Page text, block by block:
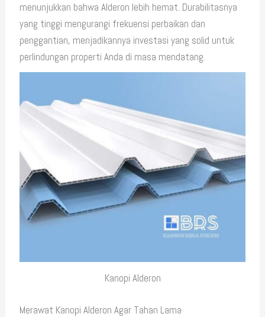
menunjukkan bahwa Alderon lebih hemat. Durabilitasnya
yang tinggi mengurangi frekuensi perbaikan dan
penggantian, menjadikannya investasi yang solid untuk
perlindungan properti Anda di masa mendatang.
Kanopi Alderon
Merawat Kanopi Alderon Agar Tahan Lama